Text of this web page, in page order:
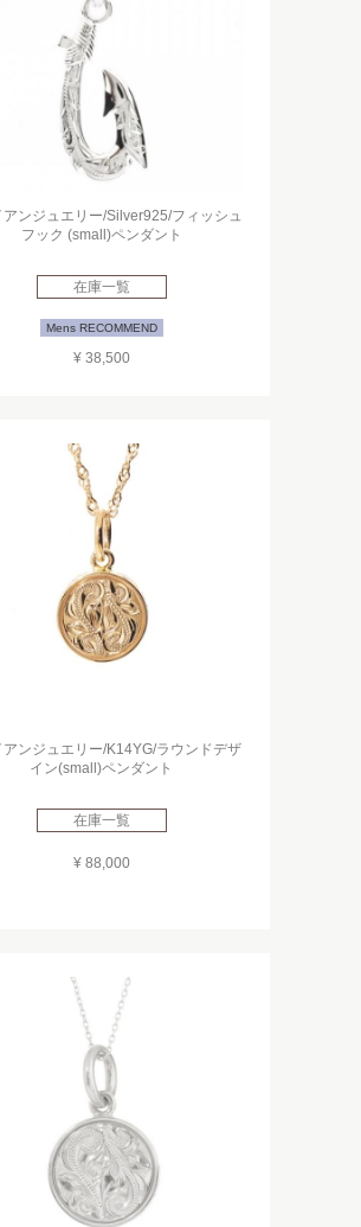
アンジュエリー/Silver925/フィッシュ
フック (small)ペンダント
在庫一覧
Mens RECOMMEND
¥ 38,500
アンジュエリー/K14YG/ラウンドデザ
イン(small)ペンダント
在庫一覧
¥ 88,000